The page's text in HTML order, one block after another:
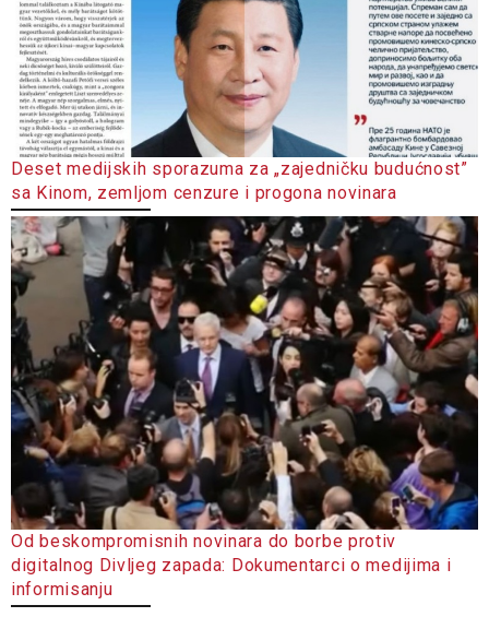
Deset medijskih sporazuma za „zajedničku budućnost”
sa Kinom, zemljom cenzure i progona novinara
Od beskompromisnih novinara do borbe protiv
digitalnog Divljeg zapada: Dokumentarci o medijima i
informisanju